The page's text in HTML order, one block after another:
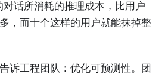
对话所消耗的推理成本，比用户
，而十个这样的用户就能抹掉整
告诉工程团队：优化可预测性。团